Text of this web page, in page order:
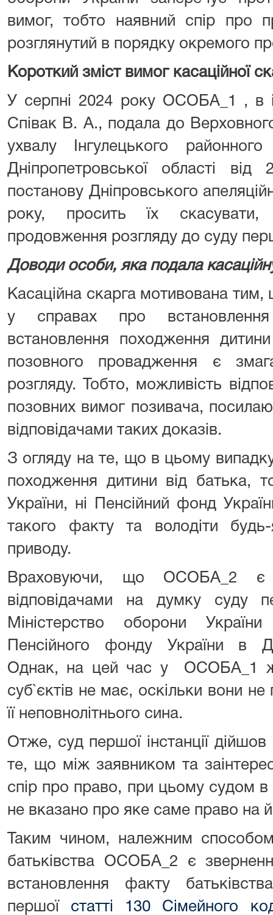
вимог, тобто наявний спір про
розглянутий в порядку окремого
Короткий зміст вимог касаційної
У серпні 2024 року ОСОБА_1 , в
Співак В. А., подала до
ухвалу Інгулецького
Дніпропетровської області
постанову Дніпровського
року, просить їх
продовження розгляду до суду
Доводи особи, яка подала
Касаційна скарга мотивована
у справах про
встановлення походження
позовного провадження є
розгляду. Тобто, можливість
позовних вимог позивача,
відповідачами таких доказів.
З огляду на те, що в цьому
походження дитини від батька,
України, ні Пенсійний фонд
такого факту та володіти
приводу.
Враховуючи, що ОСОБА_2 є
відповідачами на думку суду
Міністерство оборони
Пенсійного фонду України в
Однак, на цей час у ОСОБА_1
суб`єктів не має, оскільки вони
її неповнолітнього сина.
Отже, суд першої інстанції
те, що між заявником та
спір про право, при цьому судом в
не вказано про яке саме право на
Таким чином, належним
батьківства ОСОБА_2 є
встановлення факту
першої статті 130 Сімейного